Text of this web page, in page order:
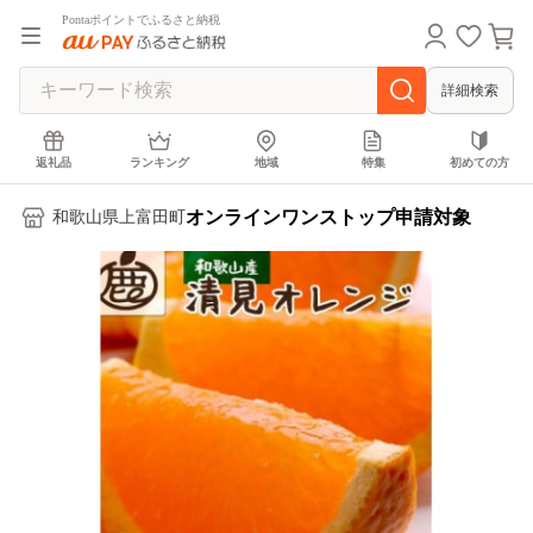
Pontaポイントでふるさと納税
詳細検索
返礼品 ランキング 地域 特集 初めての方
和歌山県上富田町 オンラインワンストップ申請対象